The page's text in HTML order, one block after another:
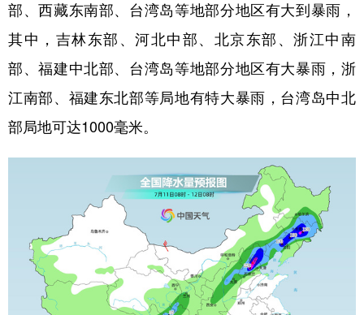
部、西藏东南部、台湾岛等地部分地区有大到暴雨，
其中，吉林东部、河北中部、北京东部、浙江中南
部、福建中北部、台湾岛等地部分地区有大暴雨，浙
江南部、福建东北部等局地有特大暴雨，台湾岛中北
部局地可达1000毫米。